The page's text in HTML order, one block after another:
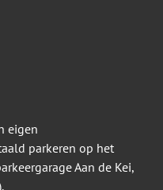
eigen
parkeren op het
Aan de Kei,